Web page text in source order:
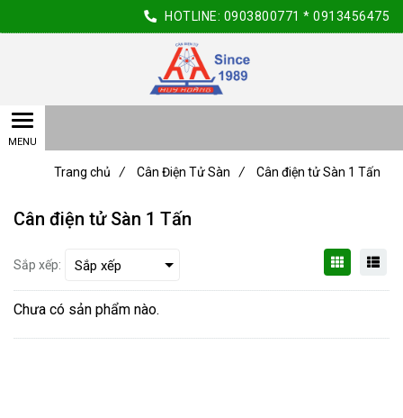
Cân điện tử Sàn 1 Tấn
Sắp xếp:
Chưa có sản phẩm nào.
Trang chủ / Cân Điện Tử Sàn / Cân điện tử Sàn 1 Tấn
HOTLINE: 0903800771 * 0913456475